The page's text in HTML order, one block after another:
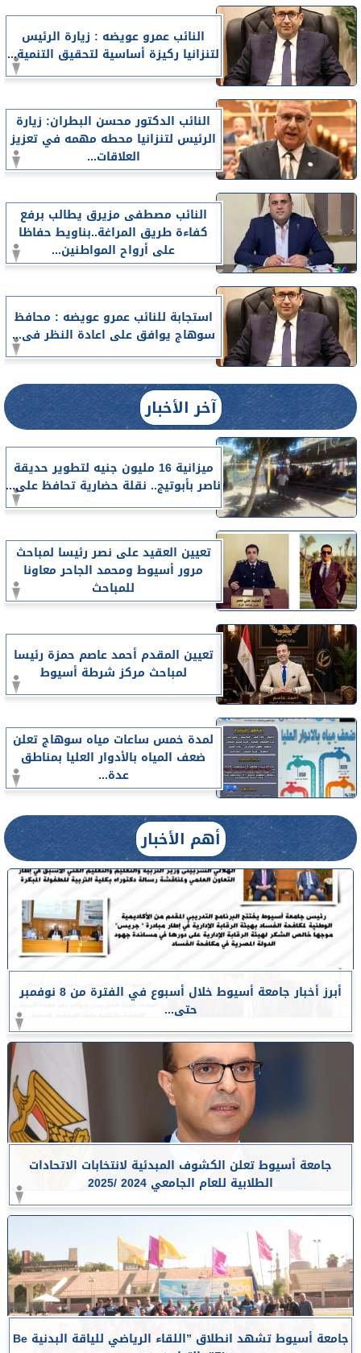
النائب عمرو عويضه : زيارة الرئيس
لتنزانيا ركيزة أساسية لتحقيق التنمية...
النائب الدكتور محسن البطران: زيارة
الرئيس لتنزانيا محطه مهمه في تعزيز
العلاقات...
النائب مصطفى مزيرق يطالب برفع
كفاءة طريق المراغة..بناويط حفاظا
على أرواح المواطنين...
استجابة للنائب عمرو عويضه : محافظ
سوهاج يوافق على اعادة النظر فى...
آخر الأخبار
ميزانية 16 مليون جنيه لتطوير حديقة
ناصر بأبوتيج.. نقلة حضارية تحافظ على...
تعيين العقيد على نصر رئيسا لمباحث
مرور أسيوط ومحمد الجاحر معاونا
للمباحث
تعيين المقدم أحمد عاصم حمزة رئيسا
لمباحث مركز شرطة أسيوط
لمدة خمس ساعات مياه سوهاج تعلن
ضعف المياه بالأدوار العليا بمناطق
عدة...
أهم الأخبار
أبرز أخبار جامعة أسيوط خلال أسبوع في الفترة من 8 نوفمبر
حتى...
جامعة أسيوط تعلن الكشوف المبدئية لانتخابات الاتحادات
الطلابية للعام الجامعي 2024 /2025
جامعة أسيوط تشهد انطلاق ”اللقاء الرياضي للياقة البدنية Be